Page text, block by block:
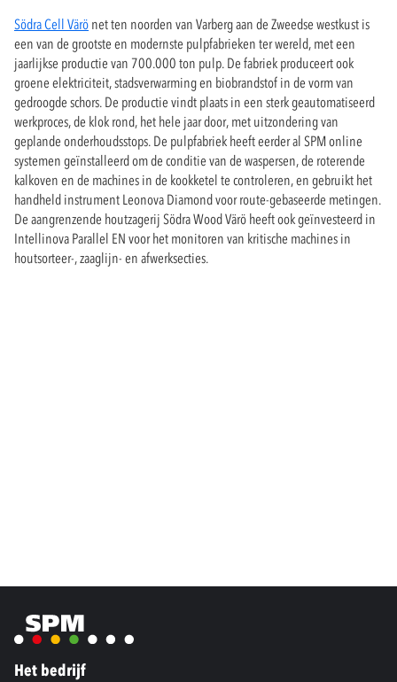
Södra Cell Värö net ten noorden van Varberg aan de Zweedse westkust is
een van de grootste en modernste pulpfabrieken ter wereld, met een
jaarlijkse productie van 700.000 ton pulp. De fabriek produceert ook
groene elektriciteit, stadsverwarming en biobrandstof in de vorm van
gedroogde schors. De productie vindt plaats in een sterk geautomatiseerd
werkproces, de klok rond, het hele jaar door, met uitzondering van
geplande onderhoudsstops. De pulpfabriek heeft eerder al SPM online
systemen geïnstalleerd om de conditie van de waspersen, de roterende
kalkoven en de machines in de kookketel te controleren, en gebruikt het
handheld instrument Leonova Diamond voor route-gebaseerde metingen.
De aangrenzende houtzagerij Södra Wood Värö heeft ook geïnvesteerd in
Intellinova Parallel EN voor het monitoren van kritische machines in
houtsorteer-, zaaglijn- en afwerksecties.
Het bedrijf